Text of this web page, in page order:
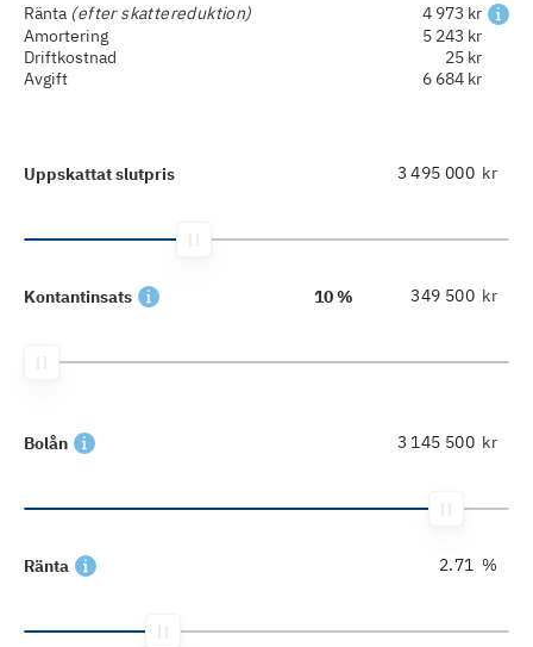
Ränta (efter skattereduktion)
4 973 kr
Amortering
5 243 kr
Driftkostnad
25 kr
Avgift
6 684 kr
Uppskattat slutpris kr
Kontantinsats 10 % kr
Bolån kr
Ränta %